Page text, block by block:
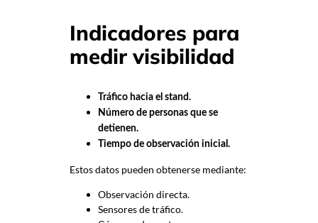
Indicadores para
medir visibilidad
Tráfico hacia el stand.
Número de personas que se
detienen.
Tiempo de observación inicial.
Estos datos pueden obtenerse mediante:
Observación directa.
Sensores de tráfico.